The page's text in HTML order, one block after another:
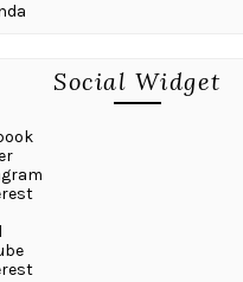
Social Widget